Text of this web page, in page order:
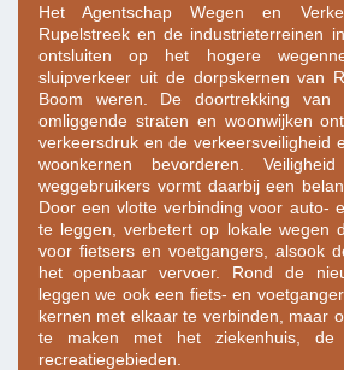
Het Agentschap Wegen en
Rupelstreek en de industrieterreinen
ontsluiten op het hogere
sluipverkeer uit de dorpskernen van
Boom weren. De doortrekking
omliggende straten en woonwijken
verkeersdruk en de verkeersveiligheid
woonkernen bevorderen.
weggebruikers vormt daarbij een
Door een vlotte verbinding voor auto-
te leggen, verbetert op lokale wegen
voor fietsers en voetgangers, alsook
het openbaar vervoer. Rond de
leggen we ook een fiets- en
kernen met elkaar te verbinden, maar
te maken met het ziekenhuis, de
recreatiegebieden.